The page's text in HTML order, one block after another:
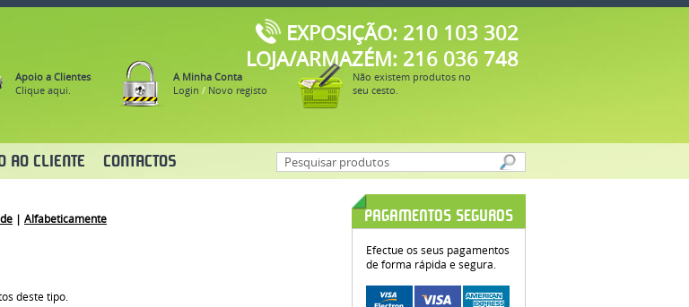
EXPOSIÇÃO: 210 103 302
LOJA/ARMAZÉM: 216 036 748
Apoio a Clientes
Clique aqui.
A Minha Conta
Login / Novo registo
Não existem produtos no
seu cesto.
AO CLIENTE CONTACTOS
| Alfabeticamente
deste tipo.
PAGAMENTOS SEGUROS
Efectue os seus pagamentos
de forma rápida e segura.